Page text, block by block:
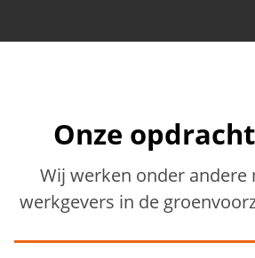
Onze
Wij werken onder andere
werkgevers in de